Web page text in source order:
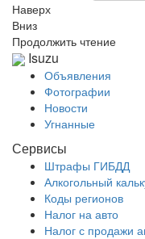
Наверх
Вниз
Продолжить чтение
Isuzu
Объявления
Фотографии
Новости
Угнанные
Сервисы
Штрафы ГИБДД
Алкогольный
Коды регионов
Налог на авто
Налог с продажи